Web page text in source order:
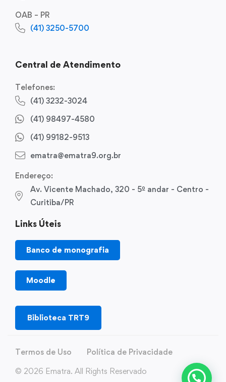
OAB – PR
(41) 3250-5700
Central de Atendimento
Telefones:
(41) 3232-3024
(41) 98497-4580
(41) 99182-9513
ematra@ematra9.org.br
Endereço:
Av. Vicente Machado, 320 - 5º andar - Centro -
Curitiba/PR
Links Úteis
Banco de monografia
Moodle
Biblioteca TRT9
Termos de Uso
Política de Privacidade
© 2026 Ematra. All Rights Reservado